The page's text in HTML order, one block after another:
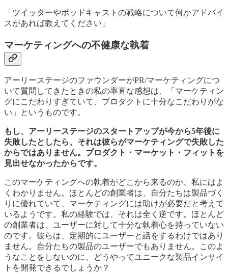
「ツイッターやポッドキャストの戦略について何かアドバイ
スがあれば教えてください」
マーケティングへの不健康な執着
アーリーステージのファウンダーがPR/マーケティングにつ
いて質問してきたときの私の率直な感想は、「マーケティン
グにこだわりすぎていて、プロダクトに十分なこだわりがな
い」というものです。
もし、アーリーステージのスタートアップが今から5年後に
失敗したとしたら、それは彼らがマーケティングで失敗した
からではありません。プロダクト・マーケット・フィットを
見出せなかったからです。
このマーケティングへの執着がどこから来るのか、私にはよ
くわかりません。ほとんどの創業者は、自分たちは製品づく
りに優れていて、マーケティングには助けが必要だと考えて
いるようです。私の経験では、それは全く逆です。ほとんど
の創業者は、ユーザーに対して十分な執着心を持っていない
のです。彼らは、定期的にユーザーと話をするわけではあり
ません。自分たちの製品のユーザーでもありません。このよ
うなことをしないのに、どうやってユニークな製品インサイ
トを開発できるでしょうか？